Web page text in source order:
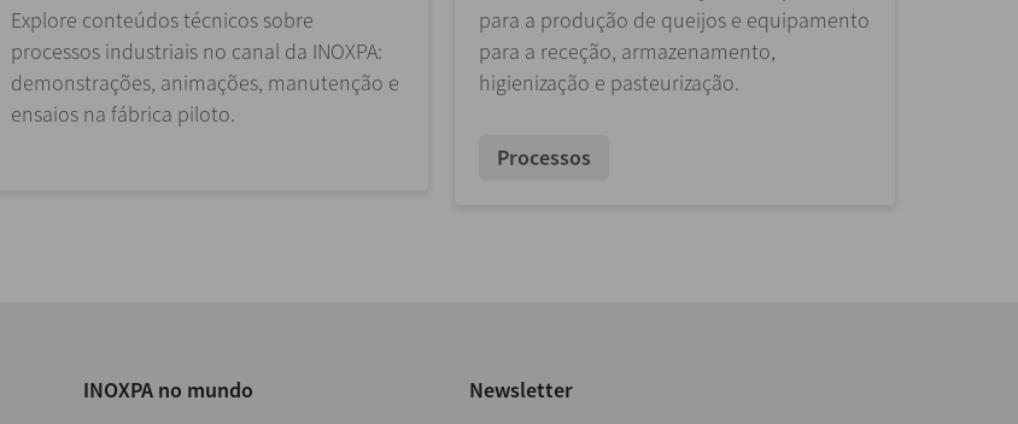
Explore conteúdos técnicos sobre
processos industriais no canal da INOXPA:
demonstrações, animações, manutenção e
ensaios na fábrica piloto.
para a produção de queijos e equipamento
para a receção, armazenamento,
higienização e pasteurização.
Processos
INOXPA no mundo Newsletter